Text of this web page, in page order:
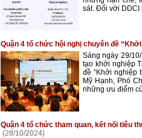
sát. Đối với DDCI
Quận 4 tổ chức hội nghị chuyên đề
Sáng ngày 29/
tạo khởi nghiệp
đề “Khởi nghiệp
Mỹ Hạnh, Phó
những ưu điểm
Quận 4 tổ chức tham quan, kết nối tiêu
(28/10/2024)